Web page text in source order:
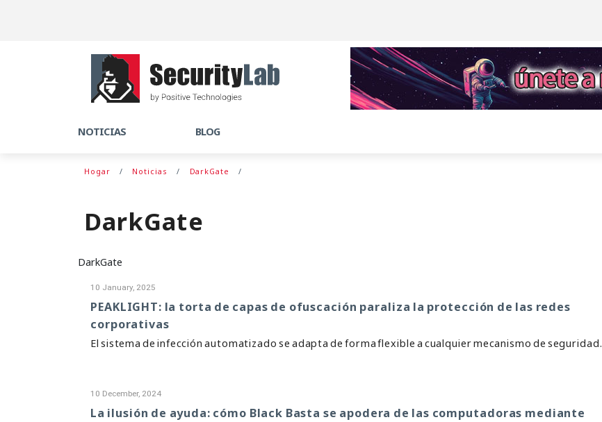
NOTICIAS BLOG
Hogar Noticias DarkGate
DarkGate
DarkGate
10 January, 2025
PEAKLIGHT: la torta de capas de ofuscación paraliza la protección de las redes
corporativas
El sistema de infección automatizado se adapta de forma flexible a cualquier mecanismo de seguridad.
10 December, 2024
La ilusión de ayuda: cómo Black Basta se apodera de las computadoras mediante